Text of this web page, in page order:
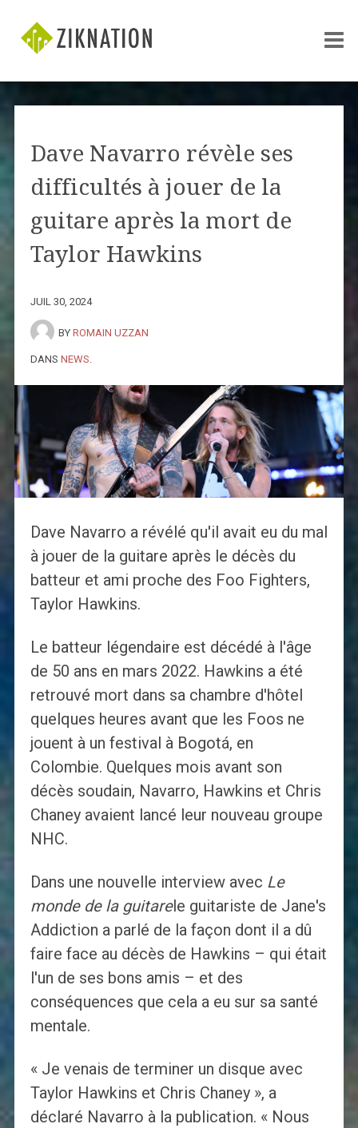
Dave Navarro révèle ses
difficultés à jouer de la
guitare après la mort de
Taylor Hawkins
JUIL 30, 2024
BY ROMAIN UZZAN
DANS NEWS
Dave Navarro a révélé qu'il avait eu du mal
à jouer de la guitare après le décès du
batteur et ami proche des Foo Fighters,
Taylor Hawkins.
Le batteur légendaire est décédé à l'âge
de 50 ans en mars 2022. Hawkins a été
retrouvé mort dans sa chambre d'hôtel
quelques heures avant que les Foos ne
jouent à un festival à Bogotá, en
Colombie. Quelques mois avant son
décès soudain, Navarro, Hawkins et Chris
Chaney avaient lancé leur nouveau groupe
NHC.
Dans une nouvelle interview avec Le
monde de la guitarele guitariste de Jane's
Addiction a parlé de la façon dont il a dû
faire face au décès de Hawkins – qui était
l'un de ses bons amis – et des
conséquences que cela a eu sur sa santé
mentale.
« Je venais de terminer un disque avec
Taylor Hawkins et Chris Chaney », a
déclaré Navarro à la publication. « Nous